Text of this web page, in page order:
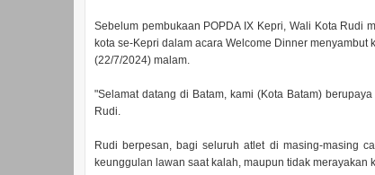
Sebelum pembukaan POPDA IX Kepri, Wali Kota Rudi
kota se-Kepri dalam acara Welcome Dinner menyambut
(22/7/2024) malam.
"Selamat datang di Batam, kami (Kota Batam)
Rudi.
Rudi berpesan, bagi seluruh atlet di masing-masing
keunggulan lawan saat kalah, maupun tidak merayakan